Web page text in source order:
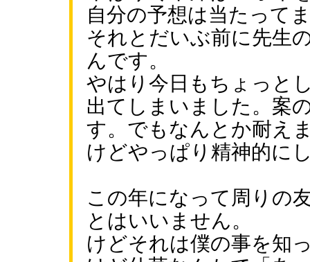
自分の予想は当たって
それとだいぶ前に先生
んです。
やはり今日もちょっと
出てしまいました。案
す。でもなんとか耐え
けどやっぱり精神的に
この年になって周りの
とはいいません。
けどそれは僕の事を知